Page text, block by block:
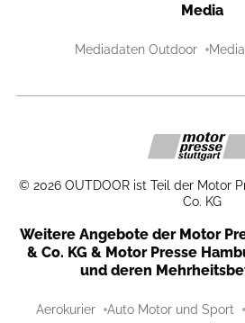
Media
Mediadaten Outdoor
© 2026 OUTDOOR ist Teil der Motor
Co. KG
Weitere Angebote der Motor
& Co. KG & Motor Presse
und deren
Aerokurier Auto Motor und Sport